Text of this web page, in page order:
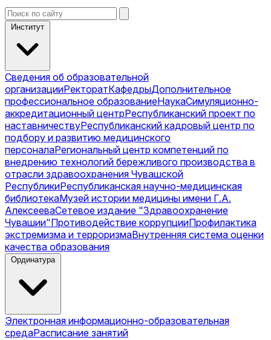
Институт
Сведения об образовательной
организацииРекторатКафедрыДополнительное
профессиональное образованиеНаукаСимуляционно-
аккредитационный центрРеспубликанский проект по
наставничествуРеспубликанский кадровый центр по
подбору и развитию медицинского
персоналаРегиональный центр компетенций по
внедрению технологий бережливого производства в
отрасли здравоохранения Чувашской
РеспубликиРеспубликанская научно-медицинская
библиотекаМузей истории медицины имени Г.А.
АлексееваСетевое издание "Здравоохранение
Чувашии"Противодействие коррупцииПрофилактика
экстремизма и терроризмаВнутренняя система оценки
качества образования
Ординатура
Электронная информационно-образовательная
средаРасписание занятий